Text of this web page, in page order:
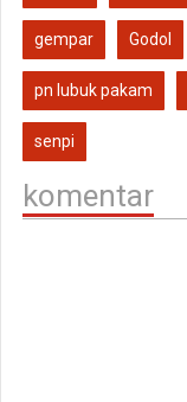
gempar Godol
pn lubuk pakam
senpi
komentar